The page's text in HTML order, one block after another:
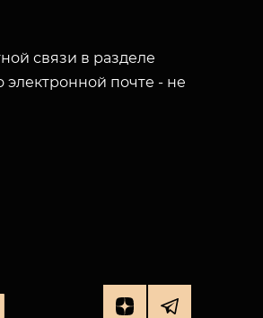
связи в разделе
электронной почте - не